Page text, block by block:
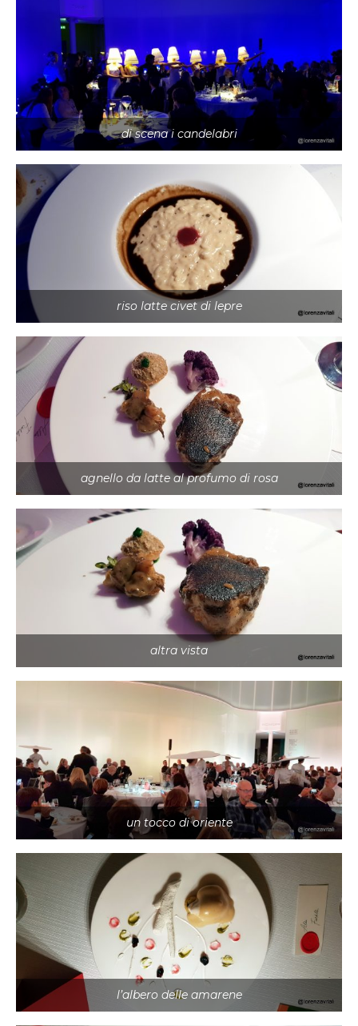
di scena i candelabri
riso latte civet di lepre
agnello da latte al profumo di rosa
altra vista
un tocco di oriente
l’albero delle amarene